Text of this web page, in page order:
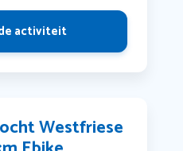
activiteit
Westfriese